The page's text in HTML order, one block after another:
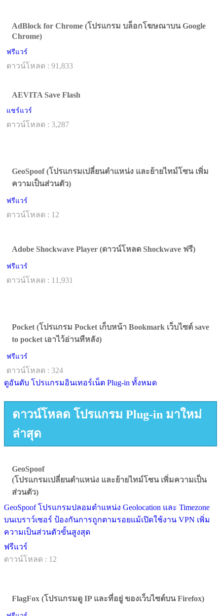
AdBlock for Chrome (โปรแกรม บล็อกโฆษณาบน Google
Chrome)
ฟรีแวร์
ดาวน์โหลด : 91,833
AEVITA Save Flash
แชร์แวร์
ดาวน์โหลด : 3,287
GeoSpoof (โปรแกรมเปลี่ยนตำแหน่ง และย้ายไทม์โซน เพิ่ม
ความเป็นส่วนตัว)
ฟรีแวร์
ดาวน์โหลด : 12
Adobe Shockwave Player (ดาวน์โหลด Shockwave ฟรี)
ฟรีแวร์
ดาวน์โหลด : 11,931
Pocket (โปรแกรม Pocket เก็บหน้า Bookmark เว็บไซต์ save
to pocket เอาไว้อ่านทีหลัง)
ฟรีแวร์
ดาวน์โหลด : 324
ดูอันดับ โปรแกรมอินเทอร์เน็ต Plug-in ทั้งหมด
ดาวน์โหลด โปรแกรม Plug-in มาใหม่
ล่าสุด
GeoSpoof
(โปรแกรมเปลี่ยนตำแหน่ง และย้ายไทม์โซน เพิ่มความเป็น
ส่วนตัว)
GeoSpoof โปรแกรมปลอมตำแหน่ง Geolocation และ Timezone
บนเบราว์เซอร์ ป้องกันการถูกตามรอยแม้เปิดใช้งาน VPN เพิ่ม
ความเป็นส่วนตัวขั้นสูงสุด
ฟรีแวร์
ดาวน์โหลด : 12
FlagFox (โปรแกรมดู IP และที่อยู่ ของเว็บไซต์บน Firefox)